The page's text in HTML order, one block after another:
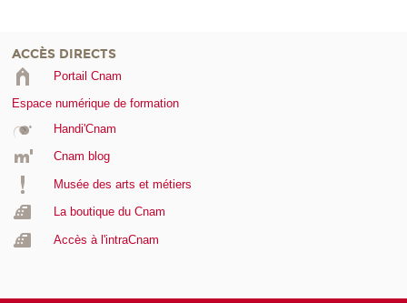
ACCÈS DIRECTS
Portail Cnam
Espace numérique de formation
Handi'Cnam
Cnam blog
Musée des arts et métiers
La boutique du Cnam
Accès à l'intraCnam